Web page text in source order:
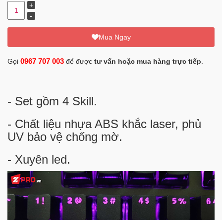
Mua Ngay
Gọi 0967 707 003 để được tư vấn hoặc mua hàng trực tiếp
- Set gồm 4 Skill.
- Chất liệu nhựa ABS khắc laser, phủ
UV bảo vệ chống mờ.
- Xuyên led.